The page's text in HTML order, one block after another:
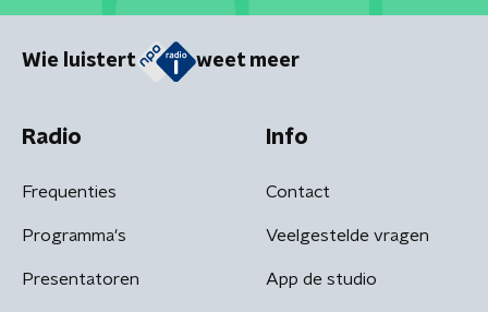
Wie luistert weet meer
Radio
Frequenties
Programma's
Presentatoren
Info
Contact
Veelgestelde vragen
App de studio